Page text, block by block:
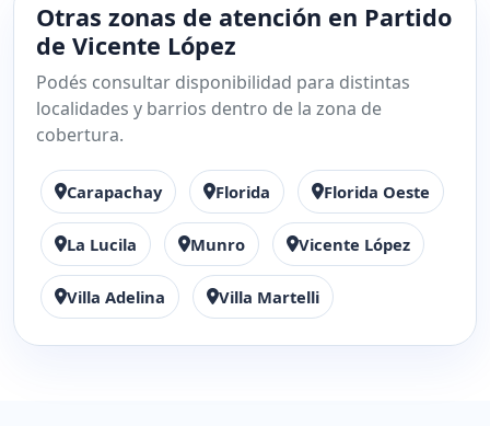
Otras zonas de atención en Partido
de Vicente López
Podés consultar disponibilidad para distintas
localidades y barrios dentro de la zona de
cobertura.
Carapachay Florida Florida Oeste
La Lucila Munro Vicente López
Villa Adelina Villa Martelli